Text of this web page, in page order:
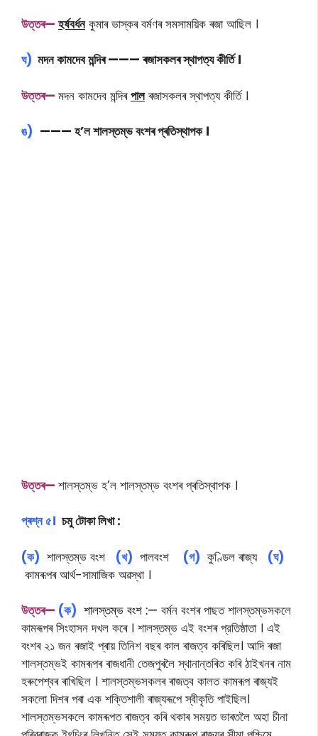
উত্তৰ— হৰ্ষবৰ্ধনকুমাৰ ভাস্কৰ বৰ্মণৰ সমসাময়িক ৰজা আছিল ।
ঘ) মদন কামদেব মন্দিৰ ——— ৰজাসকলৰ স্থাপত্য কীৰ্তি ।
উত্তৰ— মদন কামদেব মন্দিৰপালৰজাসকলৰ স্থাপত্য কীৰ্তি ।
ঙ) ——— হ’ল শালস্তম্ভ বংশৰ প্ৰতিস্থাপক ।
উত্তৰ— শালস্তম্ভ হ’ল শালস্তম্ভ বংশৰ প্ৰতিস্থাপক ।
প্ৰশ্ন ৫। চমু টোকা লিখা :
(ক) শালস্তম্ভ বংশ (খ) পালবংশ (গ) কুণ্ডিল ৰাজ্য (ঘ)
কামৰূপৰ আৰ্থ-সামাজিক অৱস্থা ।
উত্তৰ— (ক) শালস্তম্ভ বংশ :— বর্মন বংশৰ পাছত শালস্তম্ভসকলে
কামৰূপৰ সিংহাসন দখল কৰে । শালস্তম্ভ এই বংশৰ প্রতিষ্ঠাতা । এই
বংশৰ ২১ জন ৰজাই প্ৰায় তিনিশ বছৰ কাল ৰাজত্ব কৰিছিল। আদি ৰজা
শালস্তম্ভই কামৰূপৰ ৰাজধানী তেজপুৰলৈ স্থানান্তৰিত কৰি ঠাইখনৰ নাম
হৰুপেশ্বৰ ৰাখিছিল । শালস্তম্ভসকলৰ ৰাজত্ব কালত কামৰূপ ৰাজ্যই
সকলো দিশৰ পৰা এক শক্তিশালী ৰাজ্যৰূপে স্বীকৃতি পাইছিল।
শালস্তম্ভসকলে কামৰূপত ৰাজত্ব কৰি থকাৰ সময়ত ভাৰতলৈ অহা চীনা